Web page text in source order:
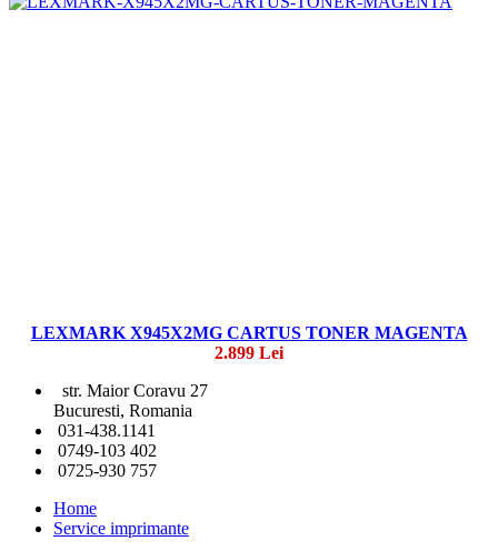
LEXMARK X945X2MG CARTUS TONER MAGENTA
2.899 Lei
str. Maior Coravu 27
Bucuresti, Romania
031-438.1141
0749-103 402
0725-930 757
Home
Service imprimante